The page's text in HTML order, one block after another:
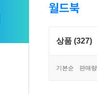
월드북
상품 (327)
기본순 판매